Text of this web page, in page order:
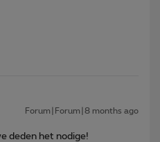
Forum|Forum|8 months ago
deden het nodige!